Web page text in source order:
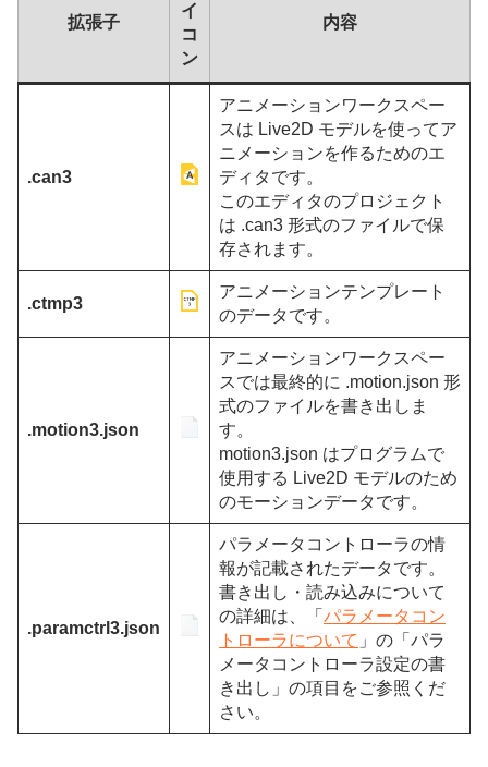
拡張子
イ
コ
ン
内容
.can3
アニメーションワークスペー
スは Live2D モデルを使ってア
ニメーションを作るためのエ
ディタです。
このエディタのプロジェクト
は .can3 形式のファイルで保
存されます。
.ctmp3
アニメーションテンプレート
のデータです。
.motion3.json
アニメーションワークスペー
スでは最終的に .motion.json 形
式のファイルを書き出しま
す。
motion3.json はプログラムで
使用する Live2D モデルのため
のモーションデータです。
.paramctrl3.json
パラメータコントローラの情
報が記載されたデータです。
書き出し・読み込みについて
の詳細は、「 パラメータコン
トローラについて 」の「パラ
メータコントローラ設定の書
き出し」の項目をご参照くだ
さい。